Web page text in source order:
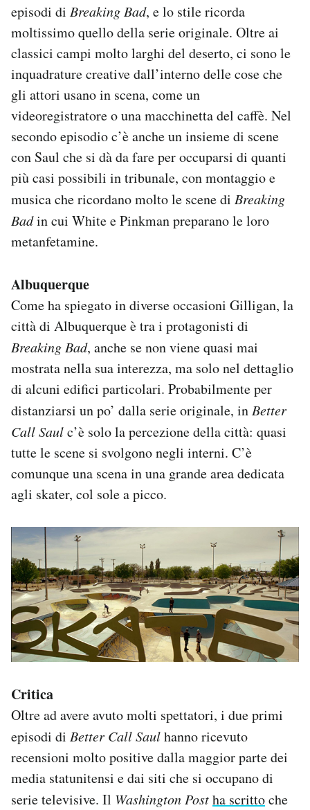
episodi di Breaking Bad, e lo stile ricorda
moltissimo quello della serie originale. Oltre ai
classici campi molto larghi del deserto, ci sono le
inquadrature creative dall’interno delle cose che
gli attori usano in scena, come un
videoregistratore o una macchinetta del caffè. Nel
secondo episodio c’è anche un insieme di scene
con Saul che si dà da fare per occuparsi di quanti
più casi possibili in tribunale, con montaggio e
musica che ricordano molto le scene di Breaking
Badin cui White e Pinkman preparano le loro
metanfetamine.
Albuquerque
Come ha spiegato in diverse occasioni Gilligan, la
città di Albuquerque è tra i protagonisti di
Breaking Bad, anche se non viene quasi mai
mostrata nella sua interezza, ma solo nel dettaglio
di alcuni edifici particolari. Probabilmente per
distanziarsi un po’ dalla serie originale, in Better
Call Saulc’è solo la percezione della città: quasi
tutte le scene si svolgono negli interni. C’è
comunque una scena in una grande area dedicata
agli skater, col sole a picco.
Critica
Oltre ad avere avuto molti spettatori, i due primi
episodi di Better Call Saulhanno ricevuto
recensioni molto positive dalla maggior parte dei
media statunitensi e dai siti che si occupano di
serie televisive. Il Washington Postha scrittoche